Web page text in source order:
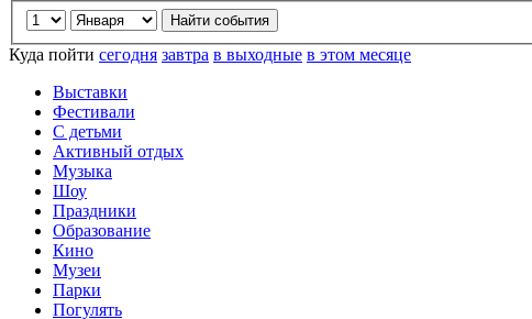
Куда пойти сегодня завтра в выходные в этом месяце
Выставки
Фестивали
С детьми
Активный отдых
Музыка
Шоу
Праздники
Образование
Кино
Музеи
Парки
Погулять